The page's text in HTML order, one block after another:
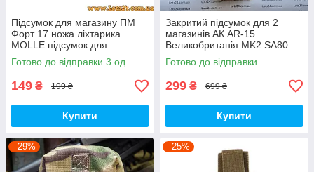
Підсумок для магазину ПМ
Форт 17 ножа ліхтарика
MOLLE підсумок для
магазина ACU PAT Цифра
Готово до відправки 3 од.
149 ₴ 199 ₴
Купити
Закритий підсумок для 2
магазинів АК AR-15
Великобританія MK2 SA80
MOLLE DDPM подсумок АК
МОЛЛЕ Desert DPM
Готово до відправки
299 ₴ 699 ₴
Купити
–29% –25%